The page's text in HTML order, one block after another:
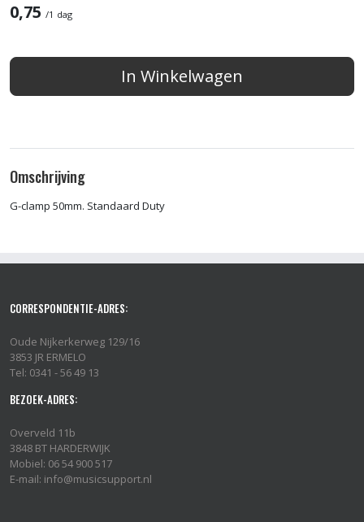
0,75 /1 dag
In Winkelwagen
Omschrijving
G-clamp 50mm. Standaard Duty
CORRESPONDENTIE-ADRES:
Oude Nijkerkerweg 129/16
3853 JR ERMELO
Tel: 0341 - 56 49 13
BEZOEK-ADRES:
Overveld 11b
3848 BT HARDERWIJK
Mobiel: 06 54 900 517
E-mail: info@musicsupport.nl